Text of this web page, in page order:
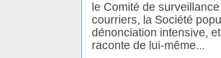
le Comité de
courriers, la Société
dénonciation intensive,
raconte de lui-même...